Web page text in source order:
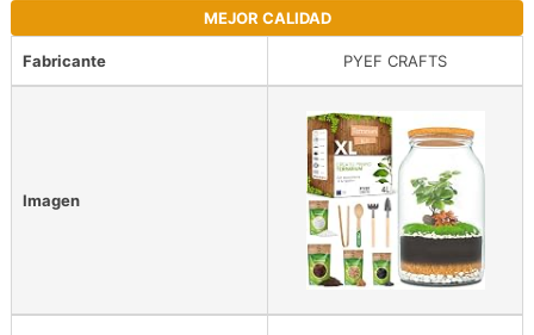
MEJOR CALIDAD
Fabricante PYEF CRAFTS
Imagen